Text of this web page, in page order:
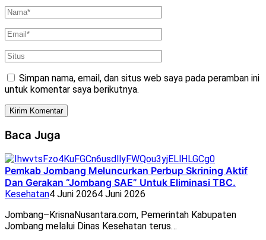
Simpan nama, email, dan situs web saya pada peramban ini
untuk komentar saya berikutnya.
Baca Juga
Pemkab Jombang Meluncurkan Perbup Skrining Aktif
Dan Gerakan “Jombang SAE” Untuk Eliminasi TBC.
Kesehatan4 Juni 20264 Juni 2026
Jombang–KrisnaNusantara.com, Pemerintah Kabupaten
Jombang melalui Dinas Kesehatan terus…